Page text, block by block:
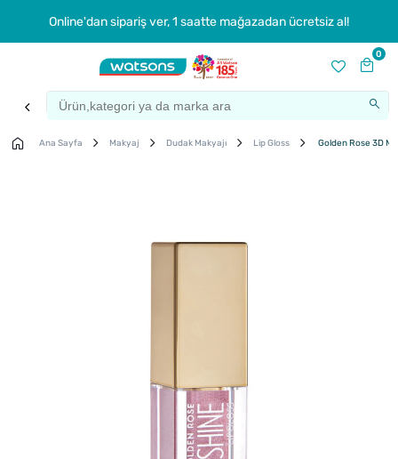
Online'dan sipariş ver, 1 saatte mağazadan ücretsiz al!
0
Ana Sayfa Makyaj Dudak Makyajı Lip Gloss Golden Rose 3D